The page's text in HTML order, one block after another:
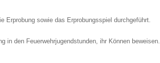
Erprobung sowie das Erprobungsspiel durchgeführt.
in den Feuerwehrjugendstunden, ihr Können beweisen.